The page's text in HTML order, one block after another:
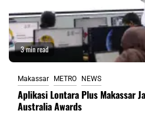
3 min read
Makassar METRO NEWS
Aplikasi Lontara Plus Makassar
Australia Awards